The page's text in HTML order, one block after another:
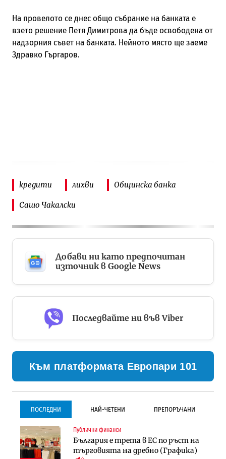
На провелото се днес общо събрание на банката е
взето решение Петя Димитрова да бъде освободена от
надзорния съвет на банката. Нейното място ще заеме
Здравко Гъргаров.
кредити лихви Общинска банка
Сашо Чакалски
Добави ни като предпочитан
източник в Google News
Последвайте ни във Viber
Към платформата Европари 101
ПОСЛЕДНИ НАЙ-ЧЕТЕНИ ПРЕПОРЪЧАНИ
Публични финанси
България е трета в ЕС по ръст на
търговията на дребно (Графика)
Градоустройство
Столична община избра
изпълнител за преместването на
Инфраструктура
Проектирането на тунела под
Петрохан ще върви паралелно с